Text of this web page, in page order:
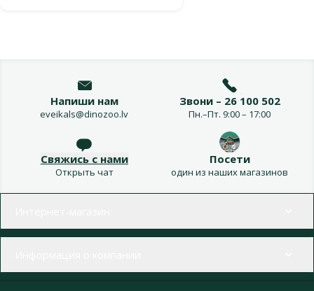
Напиши нам
eveikals@dinozoo.lv
Звони – 26 100 502
Пн.–Пт. 9:00 – 17:00
Свяжись с нами
Открыть чат
Посети
один из наших магазинов